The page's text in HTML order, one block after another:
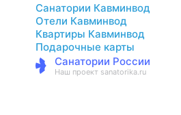
Санатории Кавминвод
Отели Кавминвод
Квартиры Кавминвод
Подарочные карты
Санатории России
Наш проект sanatorika.ru